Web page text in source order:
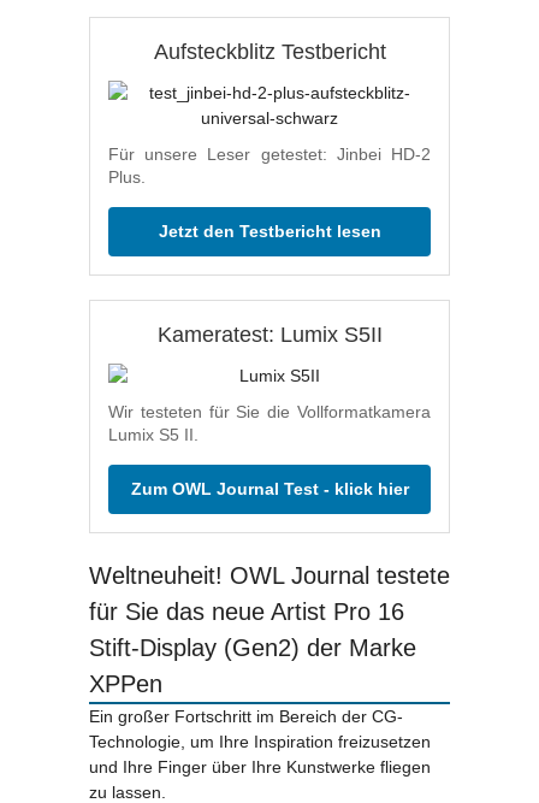
Aufsteckblitz Testbericht
Für unsere Leser getestet: Jinbei HD-2
Plus.
Jetzt den Testbericht lesen
Kameratest: Lumix S5II
Wir testeten für Sie die Vollformatkamera
Lumix S5 II.
Zum OWL Journal Test - klick hier
Weltneuheit! OWL Journal testete
für Sie das neue Artist Pro 16
Stift-Display (Gen2) der Marke
XPPen
Ein großer Fortschritt im Bereich der CG-
Technologie, um Ihre Inspiration freizusetzen
und Ihre Finger über Ihre Kunstwerke fliegen
zu lassen.